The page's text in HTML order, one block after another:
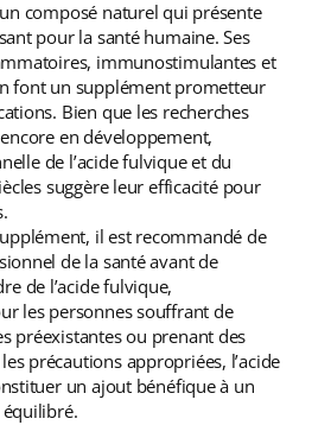
composé naturel qui présente
pour la santé humaine. Ses
immunostimulantes et
font un supplément prometteur
Bien que les recherches
en développement,
de l’acide fulvique et du
suggère leur efficacité pour
il est recommandé de
de la santé avant de
de l’acide fulvique,
les personnes souffrant de
préexistantes ou prenant des
précautions appropriées, l’acide
un ajout bénéfique à un